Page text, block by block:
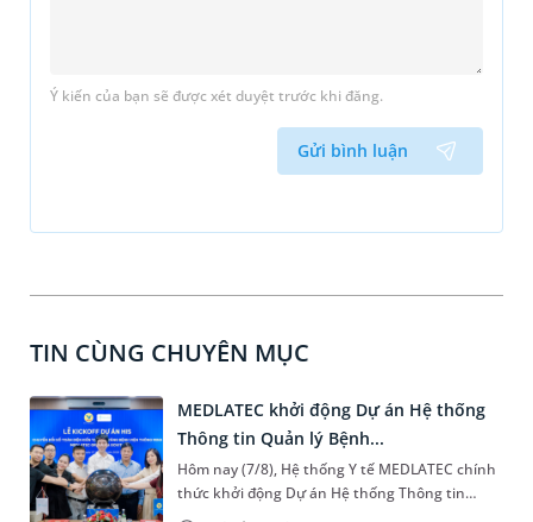
Ý kiến của bạn sẽ được xét duyệt trước khi đăng.
Gửi bình luận
TIN CÙNG CHUYÊN MỤC
MEDLATEC khởi động Dự án Hệ thống
Thông tin Quản lý Bệnh...
Hôm nay (7/8), Hệ thống Y tế MEDLATEC chính
thức khởi động Dự án Hệ thống Thông tin
Quản lý Bệnh viện (HIS - Hospital Information